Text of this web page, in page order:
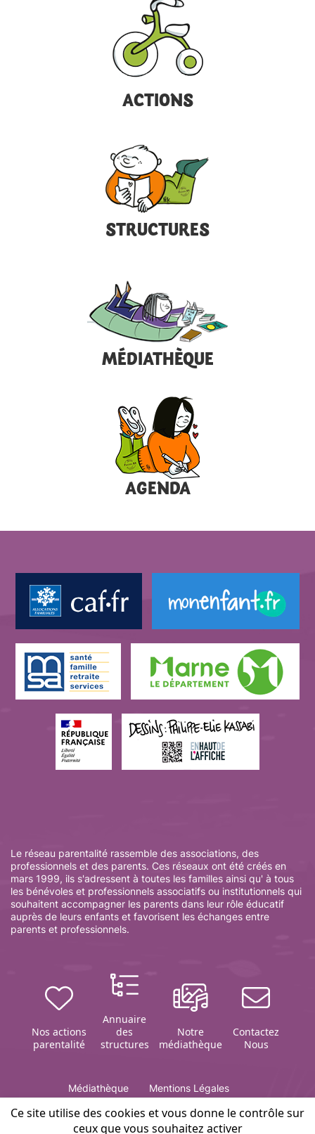
ACTIONS
STRUCTURES
MÉDIATHÈQUE
AGENDA
Le réseau parentalité rassemble des associations, des
professionnels et des parents. Ces réseaux ont été créés en
mars 1999, ils s'adressent à toutes les familles ainsi qu' à tous
les bénévoles et professionnels associatifs ou institutionnels qui
souhaitent accompagner les parents dans leur rôle éducatif
auprès de leurs enfants et favorisent les échanges entre
parents et professionnels.
Nos actions
parentalité
Annuaire
des
structures
Notre
médiathèque
Contactez
Nous
Médiathèque
Mentions Légales
Ce site utilise des cookies et vous donne le contrôle sur
ceux que vous souhaitez activer